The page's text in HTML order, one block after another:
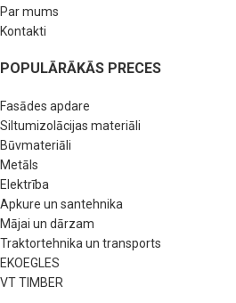
Par mums
Kontakti
POPULĀRĀKĀS PRECES
Fasādes apdare
Siltumizolācijas materiāli
Būvmateriāli
Metāls
Elektrība
Apkure un santehnika
Mājai un dārzam
Traktortehnika un transports
EKOEGLES
VT TIMBER